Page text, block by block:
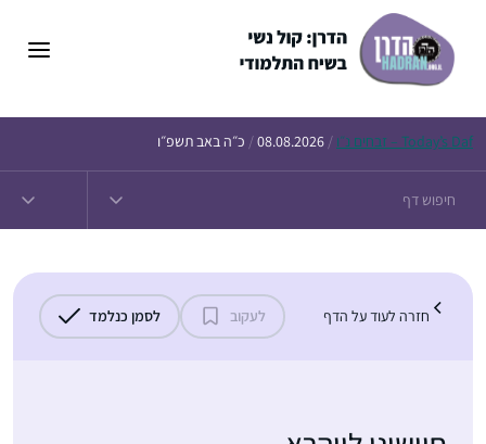
Today’s Daf – זבחים נ״ו /
08.08.2026
/ כ״ה באב תשפ״ו
חזרה לעוד על הדף לעקוב לסמן כנלמד